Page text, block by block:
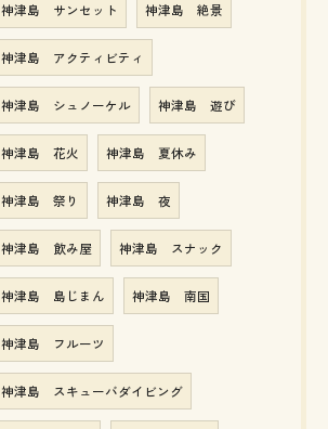
神津島 サンセット 神津島 絶景
神津島 アクティビティ
神津島 シュノーケル 神津島 遊び
神津島 花火 神津島 夏休み
神津島 祭り 神津島 夜
神津島 飲み屋 神津島 スナック
神津島 島じまん 神津島 南国
神津島 フルーツ
神津島 スキューバダイビング